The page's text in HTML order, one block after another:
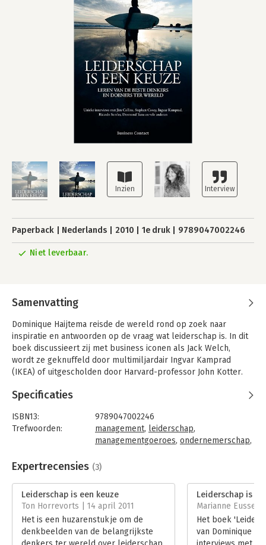
Paperback Nederlands 2010 1e druk 9789047002246
Niet leverbaar.
Samenvatting
Dominique Haijtema reisde de wereld rond op zoek naar
inspiratie en antwoorden op de vraag wat leiderschap is. In dit
boek discussieert zij met business iconen als Jack Welch,
wordt ze geknuffeld door multimiljardair Ingvar Kamprad
(IKEA) of uitgescholden door Harvard-professor John Kotter.
In 26 bijzondere portretten presenteert zij het gedachtegoed
van wereldleiders en managementgoeroes en laat zien wat er
nodig is om topprestaties te leveren. Leiderschap is vooral een
keuze. Het is geen vaardigheid die je op een businessschool
leert. Net als bij golfsurfen zul je vroeg of laat het water in
Het resultaat van haar zoektocht is een prachtige weergave
van de schoonheid en complexiteit van leiderschap. Leer
bijvoorbeeld van Desmond Tutu hoe krachtig compassie is en
van Jim Collins wat het betekent om excellent te zijn.
'Door haar confronterende aanpak zet Dominique deze global
leaders op scherp' -
Specificaties
ISBN13:
9789047002246
Trefwoorden:
management, leiderschap,
managementgoeroes, ondernemerschap,
inspiratie
Bindwijze:
paperback
Aantal pagina's:
255
Uitgever:
Business Contact
Druk:
1
Verschijningsdatum:
1-4-2010
Expertrecensies (3)
Leiderschap is een keuze
Ton Horrevorts | 14 april 2011
Het is een huzarenstukje om de
denkbeelden van de belangrijkste
Leiderschap is
Marianne Eussen
Het boek
van Dominique